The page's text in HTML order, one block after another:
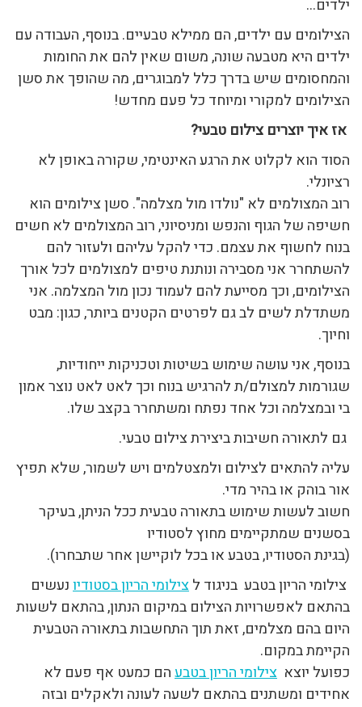
ילדים…
הצילומים עם ילדים, הם ממילא טבעיים. בנוסף, העבודה עם
ילדים היא מטבעה שונה, משום שאין להם את החומות
והמחסומים שיש בדרך כלל למבוגרים, מה שהופך את סשן
הצילומים למקורי ומיוחד כל פעם מחדש!
אז איך יוצרים צילום טבעי?
הסוד הוא לקלוט את הרגע האינטימי, שקורה באופן לא
רציונלי.
רוב המצולמים לא "נולדו מול מצלמה". סשן צילומים הוא
חשיפה של הגוף והנפש ומניסיוני, רוב המצולמים לא חשים
בנוח לחשוף את עצמם. כדי להקל עליהם ולעזור להם
להשתחרר אני מסבירה ונותנת טיפים למצולמים לכל אורך
הצילומים, וכך מסייעת להם לעמוד נכון מול המצלמה. אני
משתדלת לשים לב גם לפרטים הקטנים ביותר, כגון: מבט
וחיוך.
בנוסף, אני עושה שימוש בשיטות וטכניקות ייחודיות,
שגורמות למצולם/ת להרגיש בנוח וכך לאט לאט נוצר אמון
בי ובמצלמה וכל אחד נפתח ומשתחרר בקצב שלו.
גם לתאורה חשיבות ביצירת צילום טבעי.
עליה להתאים לצילום ולמצטלמים ויש לשמור, שלא תפיץ
אור בוהק או בהיר מדי.
חשוב לעשות שימוש בתאורה טבעית ככל הניתן, בעיקר
בסשנים שמתקיימים מחוץ לסטודיו
(בגינת הסטודיו, בטבע או בכל לוקיישן אחר שתבחרו).
צילומי הריון בטבע בניגוד לצילומי הריון בסטודיונעשים
בהתאם לאפשרויות הצילום במיקום הנתון, בהתאם לשעות
היום בהם מצלמים, זאת תוך התחשבות בתאורה הטבעית
הקיימת במקום.
כפועל יוצא צילומי הריון בטבעהם כמעט אף פעם לא
אחידים ומשתנים בהתאם לשעה לעונה ולאקלים ובזה